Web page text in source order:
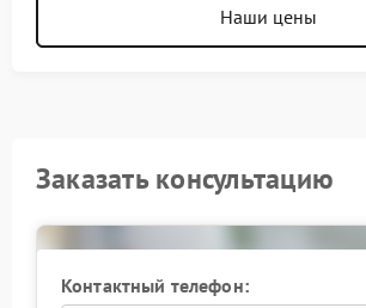
Наши цены
Заказать консультацию
Контактный телефон: